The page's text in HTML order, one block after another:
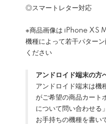
◎スマートレター対応
※商品画像は iPhone XS
機種によって若干パター
ください
アンドロイド端末の方
アンドロイド端末は機
がご希望の商品カート
について問い合わせる
お手持ちの機種を書い